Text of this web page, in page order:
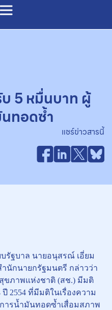
5 หมื่นบาท ผู้
ทอดซ้ำ
แชร์ข่าวสารนี้
รัฐบาล นายอนุสรณ์ เอี่ยม
นักนายกรัฐมนตรี กล่าวว่า
ขภาพแห่งชาติ (สช.) มีมติ
2554 ที่มีมติในเรื่องความ
ารน้ำมันทอดซ้ำเสื่อมสภาพ